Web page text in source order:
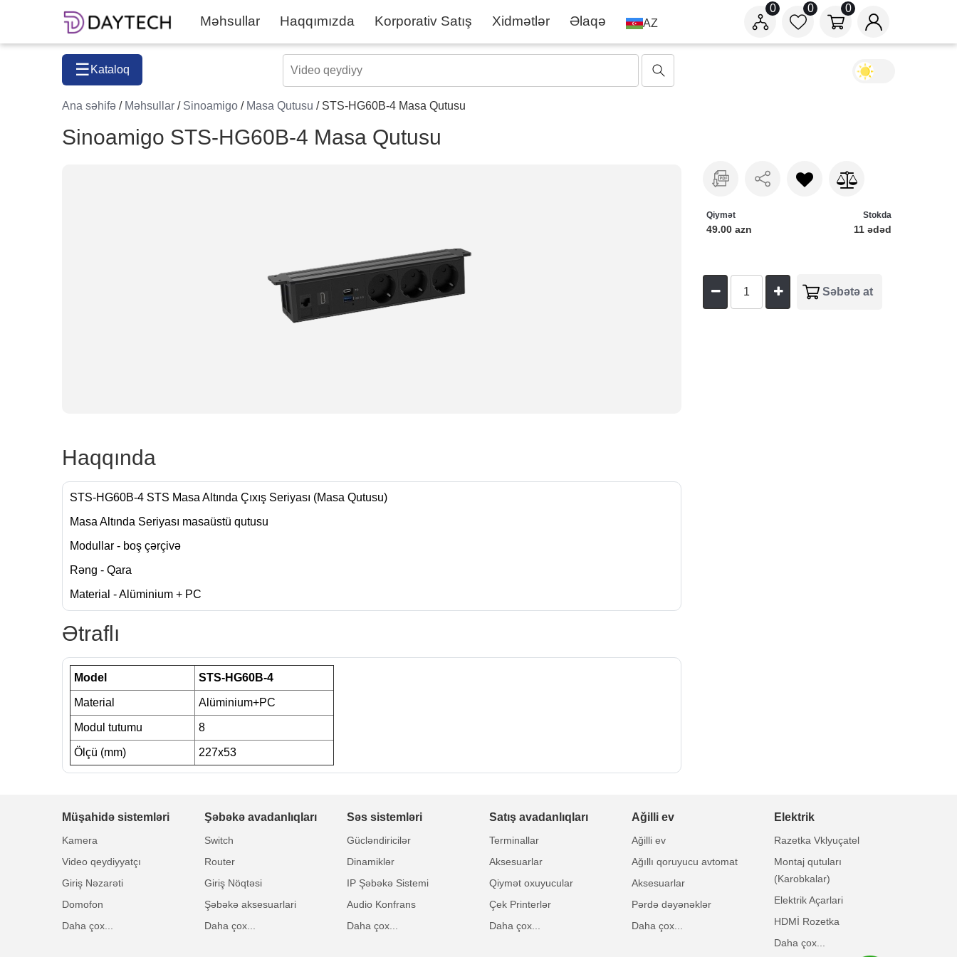
Məhsullar Haqqımızda Korporativ Satış Xidmətlər Əlaqə AZ
0
0
0
☰ Kataloq
Ana səhifə / Məhsullar / Sinoamigo / Masa Qutusu / STS-HG60B-4 Masa Qutusu
Sinoamigo STS-HG60B-4 Masa Qutusu
Haqqında
STS-HG60B-4 STS Masa Altında Çıxış Seriyası (Masa Qutusu)
Masa Altında Seriyası masaüstü qutusu
Modullar - boş çərçivə
Rəng - Qara
Material - Alüminium + PC
Ətraflı
Model STS-HG60B-4
Material Alüminium+PC
Modul tutumu 8
Ölçü (mm) 227x53
Qiymət
49.00 azn
Stokda
11 ədəd
Müşahidə sistemləri
Kamera
Video qeydiyyatçı
Giriş Nəzarəti
Domofon
Daha çox...
Şəbəkə avadanlıqları
Switch
Router
Giriş Nöqtəsi
Şəbəkə aksesuarlari
Daha çox...
Səs sistemləri
Gücləndiricilər
Dinamiklər
IP Şəbəkə Sistemi
Audio Konfrans
Daha çox...
Satış avadanlıqları
Terminallar
Aksesuarlar
Qiymət oxuyucular
Çek Printerlər
Daha çox...
Ağilli ev
Ağilli ev
Ağıllı qoruyucu avtomat
Aksesuarlar
Pərdə dəyənəklər
Daha çox...
Elektrik
Razetka Vklyuçatel
Montaj qutuları
(Karobkalar)
Elektrik Açarlari
HDMİ Rozetka
Daha çox...